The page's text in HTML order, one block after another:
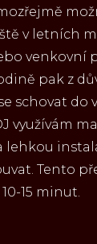
v letních
venkovní
pak z
schovat do
využívám
lehkou
Tento
15 minut.